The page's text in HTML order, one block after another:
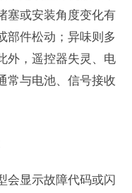
塞或安装角度变化有
部件松动；异味则多
外，遥控器失灵、电
常与电池、信号接收
会显示故障代码或闪